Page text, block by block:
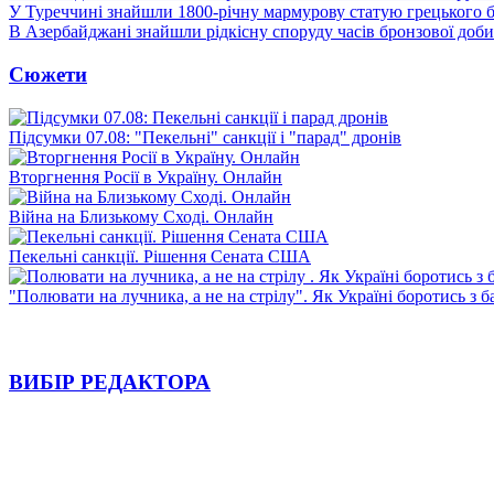
У Туреччині знайшли 1800-річну мармурову статую грецького
В Азербайджані знайшли рідкісну споруду часів бронзової доби
Сюжети
Підсумки 07.08: "Пекельні" санкції і "парад" дронів
Вторгнення Росії в Україну. Онлайн
Війна на Близькому Сході. Онлайн
Пекельні санкції. Рішення Сената США
"Полювати на лучника, а не на стрілу". Як Україні боротись з
ВИБІР РЕДАКТОРА